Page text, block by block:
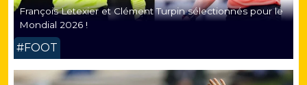
François Letexier et Clément Turpin sélectionnés pour le
Mondial 2026 !
#FOOT